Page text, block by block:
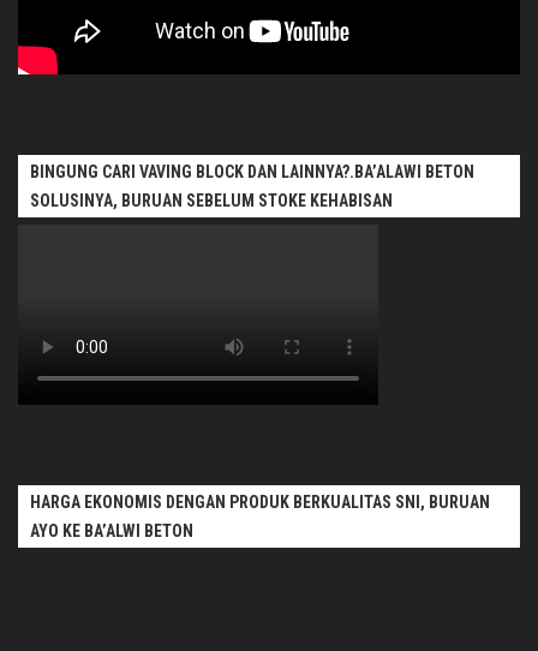
BINGUNG CARI VAVING BLOCK DAN LAINNYA?.BA’ALAWI BETON
SOLUSINYA, BURUAN SEBELUM STOKE KEHABISAN
HARGA EKONOMIS DENGAN PRODUK BERKUALITAS SNI, BURUAN
AYO KE BA’ALWI BETON